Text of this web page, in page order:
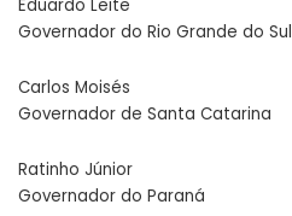
Eduardo Leite
Governador do Rio Grande do Sul
Carlos Moisés
Governador de Santa Catarina
Ratinho Júnior
Governador do Paraná